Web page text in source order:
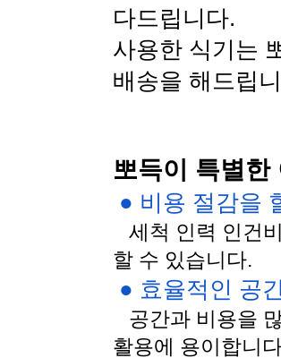
다드립니다.
사용한 식기는
배송을 해드립
뽀득이 특별
● 비용 절감을
세척 인력 인건
할 수 있습니다.
● 효율적인 공
공간과 비용을
활용에 용이합니